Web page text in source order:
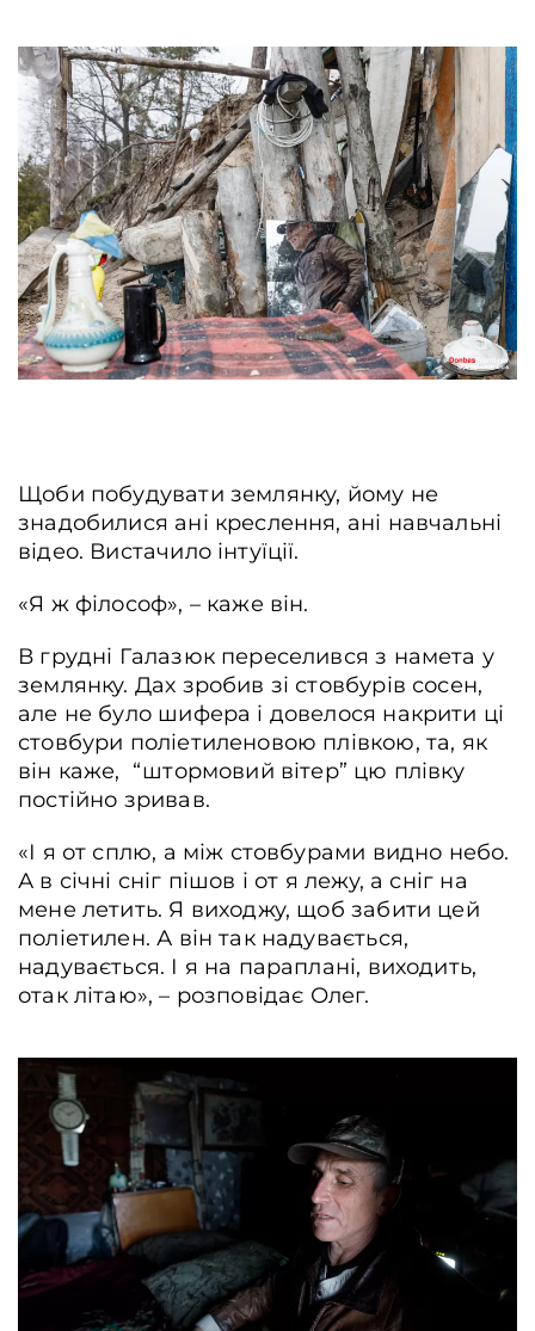
Щоби побудувати землянку, йому не
знадобилися ані креслення, ані навчальні
відео. Вистачило інтуїції.
«Я ж філософ», – каже він.
В грудні Галазюк переселився з намета у
землянку. Дах зробив зі стовбурів сосен,
але не було шифера і довелося накрити ці
стовбури поліетиленовою плівкою, та, як
він каже, “штормовий вітер” цю плівку
постійно зривав.
«І я от сплю, а між стовбурами видно небо.
А в січні сніг пішов і от я лежу, а сніг на
мене летить. Я виходжу, щоб забити цей
поліетилен. А він так надувається,
надувається. І я на параплані, виходить,
отак літаю», – розповідає Олег.